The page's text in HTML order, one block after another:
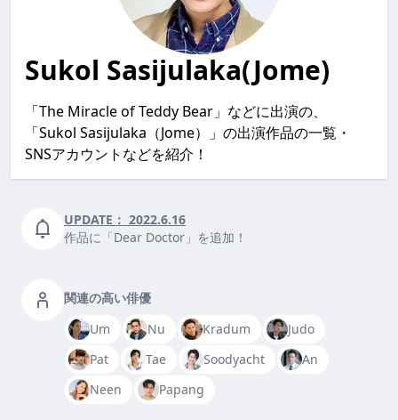
Sukol Sasijulaka(Jome)
「The Miracle of Teddy Bear」などに出演の、
「Sukol Sasijulaka（Jome）」の出演作品の一覧・
SNSアカウントなどを紹介！
UPDATE： 2022.6.16
作品に「Dear Doctor」を追加！
関連の高い俳優
Um
Nu Kradum
Judo
Pat
Tae Soodyacht
An
Neen
Papang